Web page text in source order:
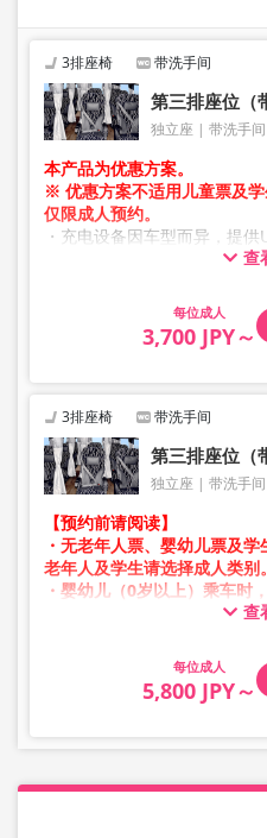
的方案进行预约。
3排座椅 带洗手间
第三排座位（
独立座 带洗手间
本产品为优惠方案。
※ 优惠方案不适用儿童票及学
仅限成人预约。
・充电设备因车型而异，提供
・因加班车或车辆检修等原查
成人
3,700 JPY～
3排座椅 带洗手间
第三排座位（
独立座 带洗手间
【预约前请阅读】
・无老年人票、婴幼儿票及学
老年人及学生请选择成人类别。
・婴幼儿（0岁以上）乘车时
・凌晨1点至5点期间因系统维
・库存情况并非实时显示。
・部分站点可能无法办理乘降
查
成人
5,800 JPY～